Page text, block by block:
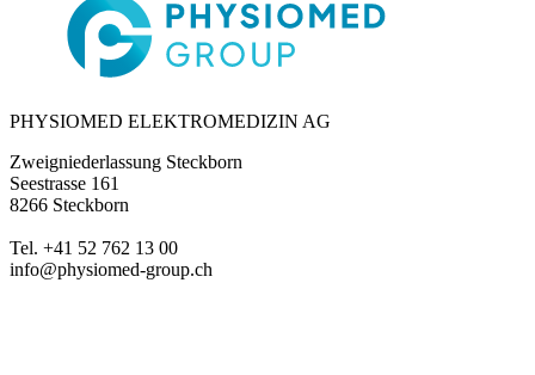
PHYSIOMED ELEKTROMEDIZIN AG
Zweigniederlassung Steckborn
Seestrasse 161
8266 Steckborn
Tel. +41 52 762 13 00
info@physiomed-group.ch